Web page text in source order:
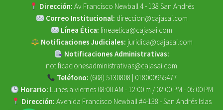
Dirección: Av Francisco Newball 4 - 138 San Andrés
Correo Institucional: direccion@cajasai.com
Línea Ética: lineaetica@cajasai.com
Notificaciones Judiciales: juridica@cajasai.com
Notificaciones Administrativas:
notificacionesadministrativas@cajasai.com
Teléfono: (608) 5130808 | 018000955477
Horario: Lunes a viernes 08:00 AM - 12:00 m / 02:00 PM - 05:00 PM
Dirección: Avenida Francisco Newball #4-138 - San Andrés Islas